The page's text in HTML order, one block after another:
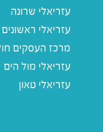
עזריאלי שרונה
עזריאלי ראשונים
מרכז העסקים
עזריאלי מול הים
עזריאלי טאון